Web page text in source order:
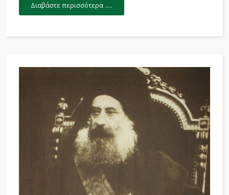
Διαβάστε περισσότερα .....